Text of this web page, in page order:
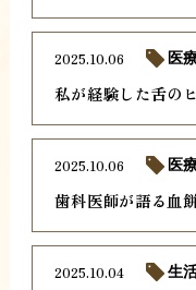
私が経験した舌の
2025.10.06 医
歯科医師が語る血
2025.10.06 医
2025.10.04 生